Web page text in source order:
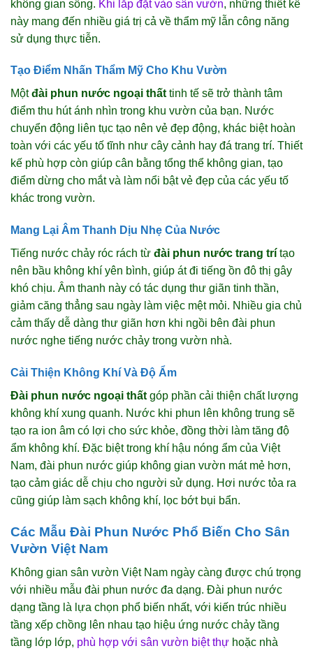
không gian sống. Khi lắp đặt vào sân vườn, những thiết kế
này mang đến nhiều giá trị cả về thẩm mỹ lẫn công năng
sử dụng thực tiễn.
Tạo Điểm Nhấn Thẩm Mỹ Cho Khu Vườn
Mộtđài phun nước ngoại thất tinh tế sẽ trở thành tâm
điểm thu hút ánh nhìn trong khu vườn của bạn. Nước
chuyển động liên tục tạo nên vẻ đẹp động, khác biệt hoàn
toàn với các yếu tố tĩnh như cây cảnh hay đá trang trí. Thiết
kế phù hợp còn giúp cân bằng tổng thể không gian, tạo
điểm dừng cho mắt và làm nổi bật vẻ đẹp của các yếu tố
khác trong vườn.
Mang Lại Âm Thanh Dịu Nhẹ Của Nước
Tiếng nước chảy róc rách từ đài phun nước trang trí tạo
nên bầu không khí yên bình, giúp át đi tiếng ồn đô thị gây
khó chịu. Âm thanh này có tác dụng thư giãn tinh thần,
giảm căng thẳng sau ngày làm việc mệt mỏi. Nhiều gia chủ
cảm thấy dễ dàng thư giãn hơn khi ngồi bên đài phun
nước nghe tiếng nước chảy trong vườn nhà.
Cải Thiện Không Khí Và Độ Ẩm
Đài phun nước ngoại thất góp phần cải thiện chất lượng
không khí xung quanh. Nước khi phun lên không trung sẽ
tạo ra ion âm có lợi cho sức khỏe, đồng thời làm tăng độ
ẩm không khí. Đặc biệt trong khí hậu nóng ẩm của Việt
Nam, đài phun nước giúp không gian vườn mát mẻ hơn,
tạo cảm giác dễ chịu cho người sử dụng. Hơi nước tỏa ra
cũng giúp làm sạch không khí, lọc bớt bụi bẩn.
Các Mẫu Đài Phun Nước Phổ Biến Cho Sân
Vườn Việt Nam
Không gian sân vườn Việt Nam ngày càng được chú trọng
với nhiều mẫu đài phun nước đa dạng. Đài phun nước
dạng tầng là lựa chọn phổ biến nhất, với kiến trúc nhiều
tầng xếp chồng lên nhau tạo hiệu ứng nước chảy tầng
tầng lớp lớp, phù hợp với sân vườn biệt thự hoặc nhà